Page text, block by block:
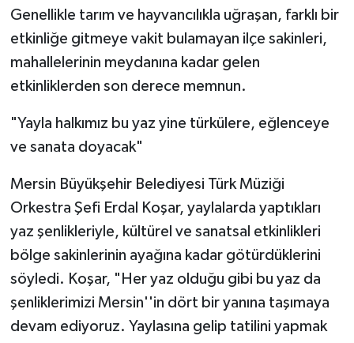
Genellikle tarım ve hayvancılıkla uğraşan, farklı bir
etkinliğe gitmeye vakit bulamayan ilçe sakinleri,
mahallelerinin meydanına kadar gelen
etkinliklerden son derece memnun.
"Yayla halkımız bu yaz yine türkülere, eğlenceye
ve sanata doyacak"
Mersin Büyükşehir Belediyesi Türk Müziği
Orkestra Şefi Erdal Koşar, yaylalarda yaptıkları
yaz şenlikleriyle, kültürel ve sanatsal etkinlikleri
bölge sakinlerinin ayağına kadar götürdüklerini
söyledi. Koşar, "Her yaz olduğu gibi bu yaz da
şenliklerimizi Mersin''in dört bir yanına taşımaya
devam ediyoruz. Yaylasına gelip tatilini yapmak